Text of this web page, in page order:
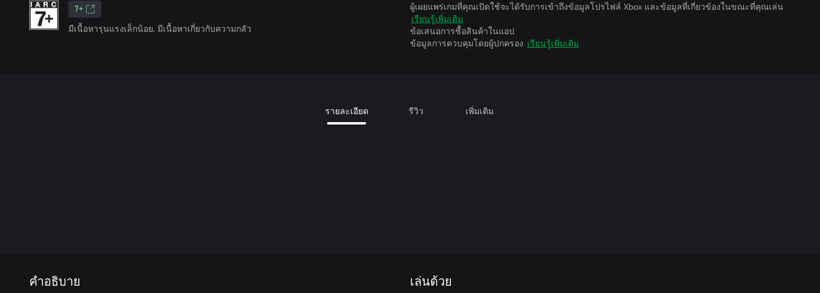
7+
มีเนื้อหารุนแรงเล็กน้อย, มีเนื้อหาเกี่ยวกับความกลัว
ผู้เผยแพร่เกมที่คุณเปิดใช้จะได้รับการเข้าถึงข้อมูลโปรไฟล์ Xbox และข้อมูลที่เกี่ยวข้องในขณะที่คุณเล่น
เรียนรู้เพิ่มเติม
ข้อเสนอการซื้อสินค้าในแอป
ข้อมูลการควบคุมโดยผู้ปกครอง เรียนรู้เพิ่มเติม
รายละเอียด รีวิว เพิ่มเติม
คำอธิบาย เล่นด้วย